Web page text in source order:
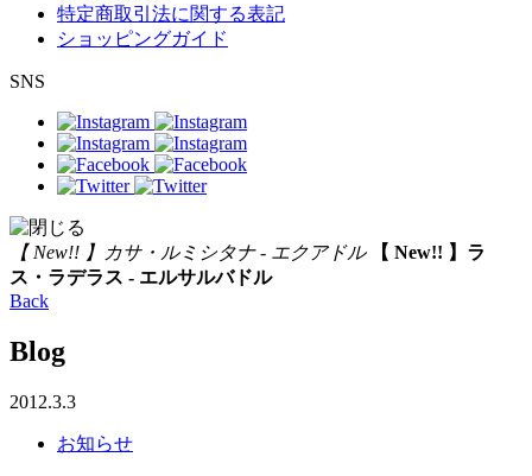
特定商取引法に関する表記
ショッピングガイド
SNS
【 New!! 】カサ・ルミシタナ - エクアドル
【 New!! 】ラ
ス・ラデラス - エルサルバドル
Back
Blog
2012.3.3
お知らせ